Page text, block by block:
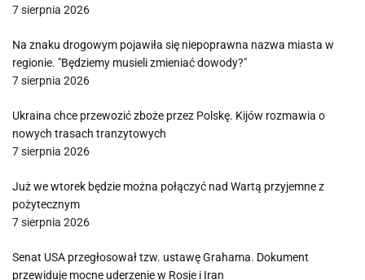
7 sierpnia 2026
Na znaku drogowym pojawiła się niepoprawna nazwa miasta w
regionie. "Będziemy musieli zmieniać dowody?"
7 sierpnia 2026
Ukraina chce przewozić zboże przez Polskę. Kijów rozmawia o
nowych trasach tranzytowych
7 sierpnia 2026
Już we wtorek będzie można połączyć nad Wartą przyjemne z
pożytecznym
7 sierpnia 2026
Senat USA przegłosował tzw. ustawę Grahama. Dokument
przewiduje mocne uderzenie w Rosje i Iran